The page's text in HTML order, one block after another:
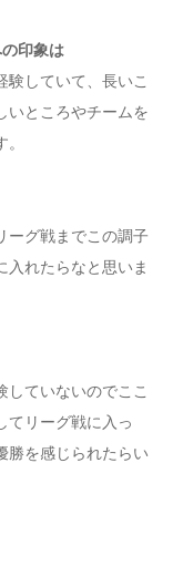
印象は
験していて、長いこ
いところやチームを
ーグ戦までこの調子
入れたらなと思いま
していないのでここ
てリーグ戦に入っ
勝を感じられたらい